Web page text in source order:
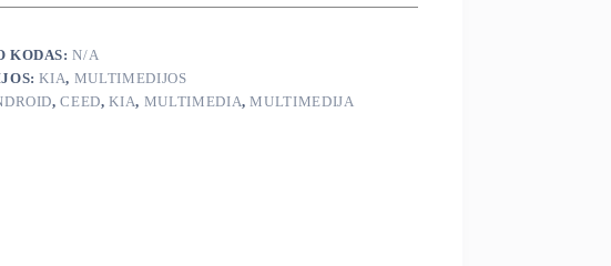
KODAS:N/A
KIA, MULTIMEDIJOS
,CEED,KIA, MULTIMEDIA,MULTIMEDIJA